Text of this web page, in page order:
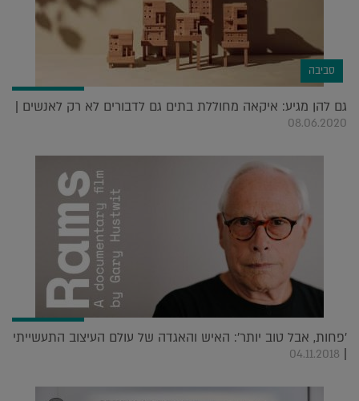
סביבה
גם להן מגיע: איקאה מחוללת בתים גם לדבורים לא רק לאנשים |
08.06.2020
'פחות, אבל טוב יותר': האיש והאגדה של עולם העיצוב התעשייתי
|
04.11.2018